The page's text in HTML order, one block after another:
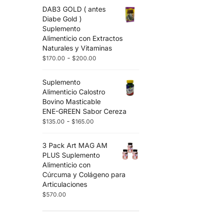
DAB3 GOLD ( antes
Diabe Gold )
Suplemento
Alimenticio con Extractos
Naturales y Vitaminas
$170.00 - $200.00
Suplemento
Alimenticio Calostro
Bovino Masticable
ENE-GREEN Sabor Cereza
$135.00 - $165.00
3 Pack Art MAG AM
PLUS Suplemento
Alimenticio con
Cúrcuma y Colágeno para
Articulaciones
$570.00